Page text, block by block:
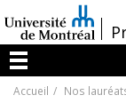
au
contenu
/
Menu
Accueil Nos